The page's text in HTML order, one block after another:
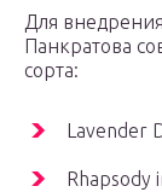
Для
Панкратова
сорта:
Lavender
Rhapsody